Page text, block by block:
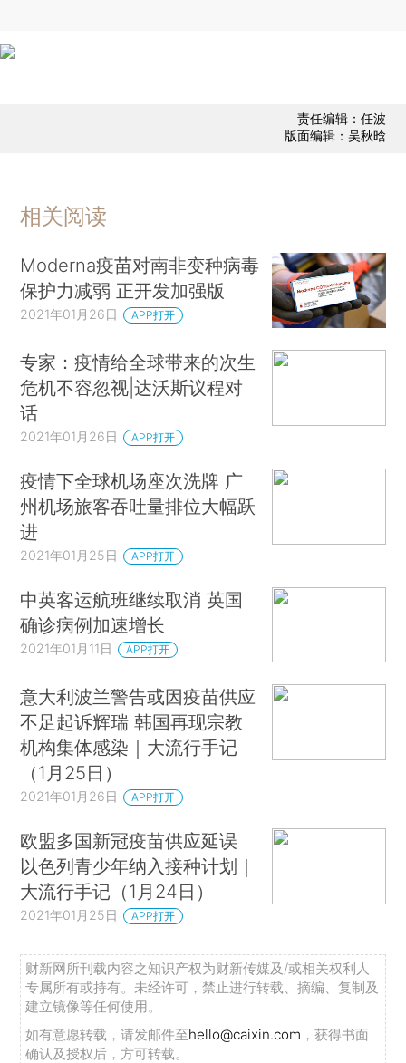
责任编辑：任波
版面编辑：吴秋晗
相关阅读
Moderna疫苗对南非变种病毒
保护力减弱 正开发加强版
2021年01月26日 APP打开
专家：疫情给全球带来的次生
危机不容忽视|达沃斯议程对
话
2021年01月26日 APP打开
疫情下全球机场座次洗牌 广
州机场旅客吞吐量排位大幅跃
进
2021年01月25日 APP打开
中英客运航班继续取消 英国
确诊病例加速增长
2021年01月11日 APP打开
意大利波兰警告或因疫苗供应
不足起诉辉瑞 韩国再现宗教
机构集体感染｜大流行手记
（1月25日）
2021年01月26日 APP打开
欧盟多国新冠疫苗供应延误
以色列青少年纳入接种计划｜
大流行手记（1月24日）
2021年01月25日 APP打开
财新网所刊载内容之知识产权为财新传媒及/或相关权利人
专属所有或持有。未经许可，禁止进行转载、摘编、复制及
建立镜像等任何使用。
如有意愿转载，请发邮件至hello@caixin.com ，获得书面
确认及授权后，方可转载。